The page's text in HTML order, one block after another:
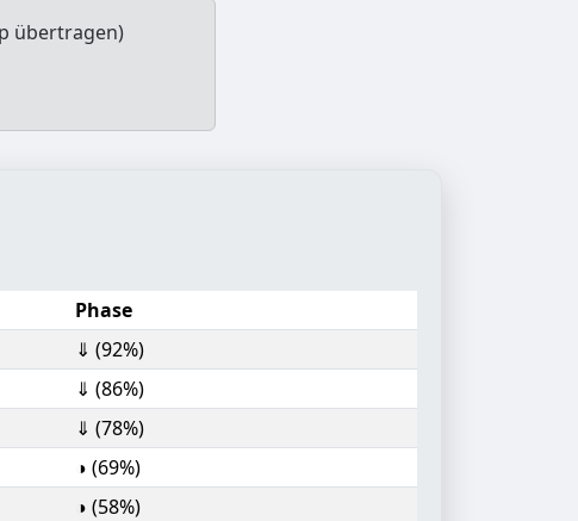
übertragen)
Phase
⇓ (92%)
⇓ (86%)
⇓ (78%)
◑ (69%)
◑ (58%)